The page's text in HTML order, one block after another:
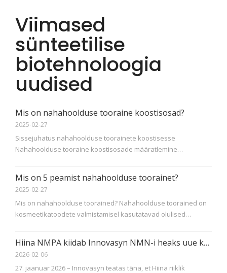
Viimased
sünteetilise
biotehnoloogia
uudised
Mis on nahahoolduse tooraine koostisosad?
2025-02-27
Sissejuhatus nahahoolduse toorainete koostisesse
Nahahoolduse tooraine koostisosade määratlemine
vastutavad erinevate eeliste, nagu hüdratatsiooni ja kaitse
eest
Mis on 5 peamist nahahoolduse toorainet?
2025-02-27
Mis on nahahoolduse toorained? Nahahoolduse toorained on
kosmeetikatoodete valmistamisel kasutatavad olulised
ja maskide aluse. Need võivad pärineda erinevatest
looduslikest või sünteetilistest allikatest ja nende pur
Hiina NMPA kiidab Innovasyn NMN-i heaks uue kosmeetilise koostisosana
2026-02-06
27. jaanuar 2026 – Innovasyn teatas täna, et Hiina riiklik